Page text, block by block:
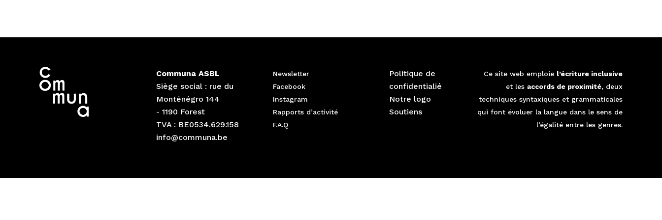
Communa ASBL
Siège social : rue du
Monténégro 144
- 1190 Forest
TVA : BE0534.629.158
info@communa.be
Newsletter
Facebook
Instagram
Rapports d’activité
F.A.Q
Politique de
confidentialié
Notre logo
Soutiens
Ce site web emploie l’écriture inclusive
et les accords de proximité, deux
techniques syntaxiques et grammaticales
qui font évoluer la langue dans le sens de
l’égalité entre les genres.